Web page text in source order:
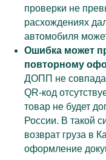
проверки не
расхождениях
автомобиля
Ошибка может
повторному
ДОПП не
QR-код
товар не будет
России. В такой
возврат груза в
оформление